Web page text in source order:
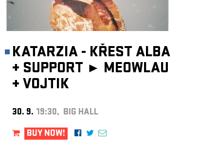
KATARZIA - KŘEST ALBA
+ SUPPORT ► MEOWLAU
+ VOJTIK
30. 9. 19:30, BIG HALL
BUY NOW!